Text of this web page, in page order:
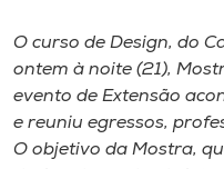
Portal de Ensino
A
O curso de Design, do
ontem à noite (21),
evento de Extensão
e reuniu egressos,
O objetivo da Mostra,